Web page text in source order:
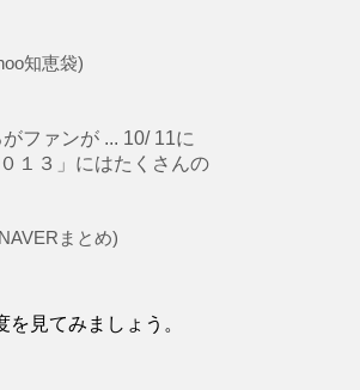
知恵袋)
ファンが ... 10/ 11に
１３」にはたくさんの
まとめ)
見てみましょう。